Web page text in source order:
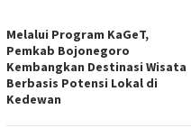
Melalui Program KaGeT,
Pemkab Bojonegoro
Kembangkan Destinasi Wisata
Berbasis Potensi Lokal di
Kedewan